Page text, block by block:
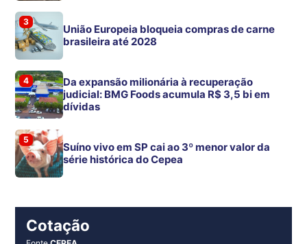
3
União Europeia bloqueia compras de carne
brasileira até 2028
4
Da expansão milionária à recuperação
judicial: BMG Foods acumula R$ 3,5 bi em
dívidas
5
Suíno vivo em SP cai ao 3º menor valor da
série histórica do Cepea
Cotação